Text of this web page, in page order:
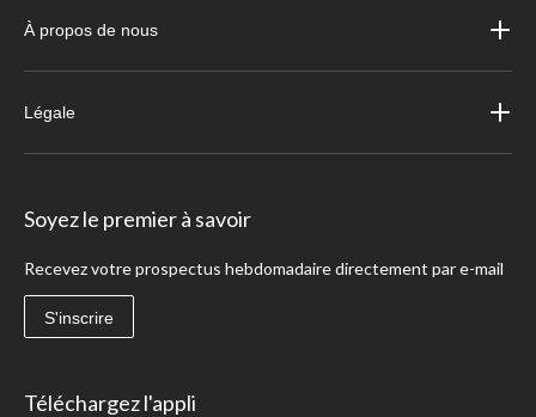
À propos de nous
Légale
Soyez le premier à savoir
Recevez votre prospectus hebdomadaire directement par e-mail
S'inscrire
Téléchargez l'appli